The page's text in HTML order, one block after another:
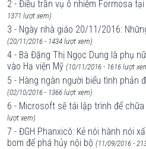
2 - Điều trần vụ ô nhiễm Formosa
1371 lượt xem)
3 - Ngày nhà giáo 20/11/2016:
(20/11/2016 - 1434 lượt xem)
4 - Bà Đặng Thị Ngọc Dung là phụ
vào Hạ viện Mỹ (10/11/2016 - 1616 lượt
5 - Hàng ngàn người biểu tình phản
(02/10/2016 - 1366 lượt xem)
6 - Microsoft sẽ tái lập trình để
lượt xem)
7 - ĐGH Phanxicô: Kẻ nói hành nói
bom để phá hủy nội bộ (11/09/2016 -